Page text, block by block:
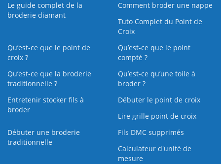
Le guide complet de la
broderie diamant
Comment broder une nappe
Tuto Complet du Point de
Croix
Qu’est-ce que le point de
croix ?
Qu’est-ce que le point
compté ?
Qu’est-ce que la broderie
traditionnelle ?
Qu’est‑ce qu’une toile à
broder ?
Entretenir stocker fils à
broder
Débuter le point de croix
Lire grille point de croix
Débuter une broderie
traditionnelle
Fils DMC supprimés
Calculateur d'unité de
mesure